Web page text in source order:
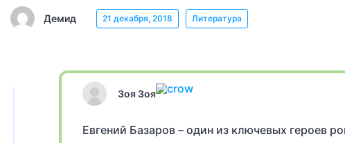
Демид 21 декабря, 2018 Литература
Зоя Зоя
Евгений Базаров – один из ключевых героев